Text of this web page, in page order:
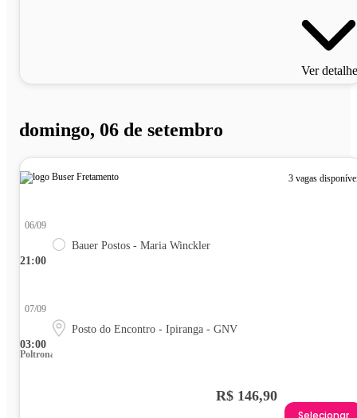
Ver
domingo, 06 de setembro
3 vagas
21:00
06/09
Bauer Postos - Maria Winckler
03:00
07/09
Posto do Encontro - Ipiranga - GNV
Poltrona
R$ 146,90